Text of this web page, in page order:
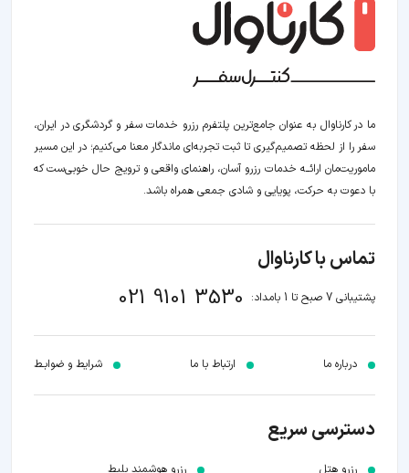
ما در کارناوال به عنوان جامع‌ترین پلتفرم رزرو خدمات سفر و گردشگری در ایران،
سفر را از لحظه‌ تصمیم‌گیری تا ثبت تجربه‌ای ماندگار معنا می‌کنیم؛ در این مسیر‍
ماموریت‌مان اراﺋــﻪ خدمات رزرو آسان، راهنمای واقعی و ترویج حال خوبی‌ست که
با دعوت به حرکت، پویایی و شادی جمعی همراه باشد.
تماس با کارناوال
پشتیبانی 7 صبح تا 1 بامداد: 021 9101 3530
درباره ما ارتباط با ما شرایط و ضوابـط
دسترسی سریع